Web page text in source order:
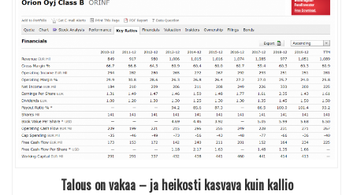
Talous on vakaa – ja heikosti kasvava kuin kallio